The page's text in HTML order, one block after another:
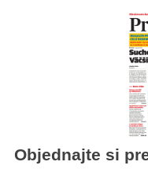
Objednajte si